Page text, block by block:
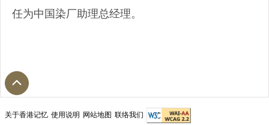
任为中国染厂助理总经理。
关于香港记忆 使用说明 网站地图 联络我们